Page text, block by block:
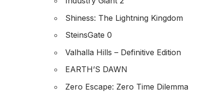
Shiness: The Lightning Kingdom
SteinsGate 0
Valhalla Hills – Definitive Edition
EARTH’S DAWN
Zero Escape: Zero Time Dilemma